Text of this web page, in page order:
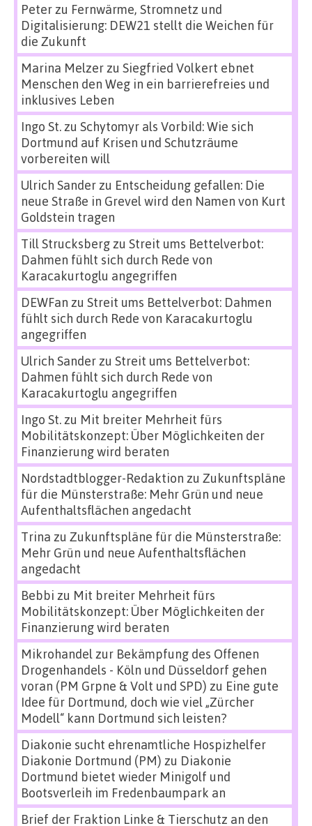
Peterzu Fernwärme, Stromnetz und
Digitalisierung: DEW21 stellt die Weichen für
die Zukunft
Marina Melzerzu Siegfried Volkert ebnet
Menschen den Weg in ein barrierefreies und
inklusives Leben
Ingo St.zu Schytomyr als Vorbild: Wie sich
Dortmund auf Krisen und Schutzräume
vorbereiten will
Ulrich Sanderzu Entscheidung gefallen: Die
neue Straße in Grevel wird den Namen von Kurt
Goldstein tragen
Till Strucksbergzu Streit ums Bettelverbot:
Dahmen fühlt sich durch Rede von
Karacakurtoglu angegriffen
DEWFan zu Streit ums Bettelverbot: Dahmen
fühlt sich durch Rede von Karacakurtoglu
angegriffen
Ulrich Sanderzu Streit ums Bettelverbot:
Dahmen fühlt sich durch Rede von
Karacakurtoglu angegriffen
Ingo St.zu Mit breiter Mehrheit fürs
Mobilitätskonzept: Über Möglichkeiten der
Finanzierung wird beraten
Nordstadtblogger-Redaktion zu Zukunftspläne
für die Münsterstraße: Mehr Grün und neue
Aufenthaltsflächen angedacht
Trina zu Zukunftspläne für die Münsterstraße:
Mehr Grün und neue Aufenthaltsflächen
angedacht
Bebbi zu Mit breiter Mehrheit fürs
Mobilitätskonzept: Über Möglichkeiten der
Finanzierung wird beraten
Mikrohandel zur Bekämpfung des Offenen
Drogenhandels - Köln und Düsseldorf gehen
voran (PM Grpne & Volt und SPD) zu Eine gute
Idee für Dortmund, doch wie viel „Zürcher
Modell“ kann Dortmund sich leisten?
Diakonie sucht ehrenamtliche Hospizhelfer
Diakonie Dortmund (PM) zu Diakonie
Dortmund bietet wieder Minigolf und
Bootsverleih im Fredenbaumpark an
Brief der Fraktion Linke & Tierschutz an den